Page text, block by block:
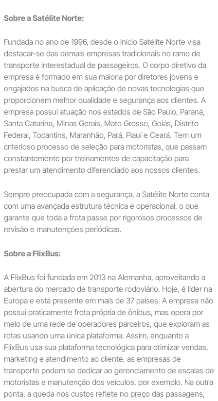
Sobre a Satélite Norte:
Fundada no ano de 1996, desde o início Satélite Norte visa
destacar-se das demais empresas tradicionais no ramo de
transporte interestadual de passageiros. O corpo diretivo da
empresa é formado em sua maioria por diretores jovens e
engajados na busca de aplicação de novas tecnologias que
proporcionem melhor qualidade e segurança aos clientes. A
empresa possui atuação nos estados de São Paulo, Paraná,
Santa Catarina, Minas Gerais, Mato Grosso, Goiás, Distrito
Federal, Tocantins, Maranhão, Pará, Piauí e Ceará. Tem um
criterioso processo de seleção para motoristas, que passam
constantemente por treinamentos de capacitação para
prestar um atendimento diferenciado aos nossos clientes.
Sempre preocupada com a segurança, a Satélite Norte conta
com uma avançada estrutura técnica e operacional, o que
garante que toda a frota passe por rigorosos processos de
revisão e manutenções periódicas.
Sobre a FlixBus:
A FlixBus foi fundada em 2013 na Alemanha, aproveitando a
abertura do mercado de transporte rodoviário. Hoje, é líder na
Europa e está presente em mais de 37 países. A empresa não
possui praticamente frota própria de ônibus, mas opera por
meio de uma rede de operadores parceiros, que exploram as
rotas usando uma única plataforma. Assim, enquanto a
FlixBus usa sua plataforma tecnológica para otimizar vendas,
marketing e atendimento ao cliente, as empresas de
transporte podem se dedicar ao gerenciamento de escalas de
motoristas e manutenção dos veículos, por exemplo. Na outra
ponta, a queda nos custos reflete no preço das passagens,